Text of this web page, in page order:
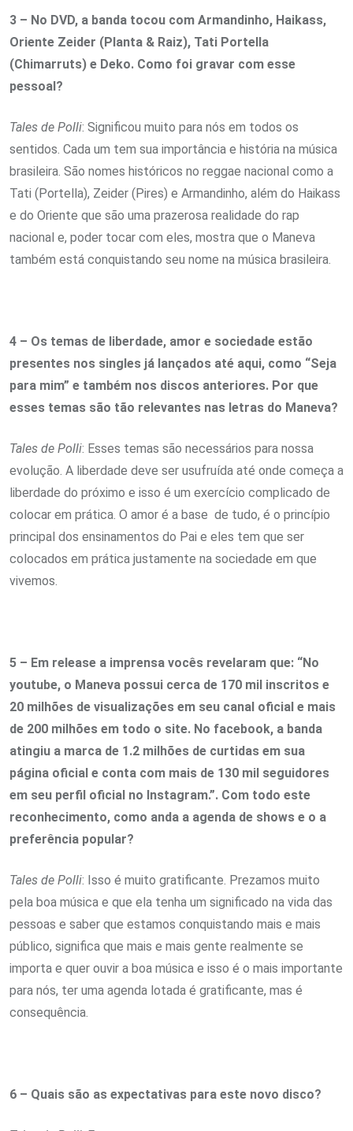
3 – No DVD, a banda tocou com Armandinho, Haikass,
Oriente Zeider (Planta & Raiz), Tati Portella
(Chimarruts) e Deko. Como foi gravar com esse
pessoal?
Tales de Polli: Significou muito para nós em todos os
sentidos. Cada um tem sua importância e história na música
brasileira. São nomes históricos no reggae nacional como a
Tati (Portella), Zeider (Pires) e Armandinho, além do Haikass
e do Oriente que são uma prazerosa realidade do rap
nacional e, poder tocar com eles, mostra que o Maneva
também está conquistando seu nome na música brasileira.
4 – Os temas de liberdade, amor e sociedade estão
presentes nos singles já lançados até aqui, como “Seja
para mim” e também nos discos anteriores. Por que
esses temas são tão relevantes nas letras do Maneva?
Tales de Polli: Esses temas são necessários para nossa
evolução. A liberdade deve ser usufruída até onde começa a
liberdade do próximo e isso é um exercício complicado de
colocar em prática. O amor é a base de tudo, é o princípio
principal dos ensinamentos do Pai e eles tem que ser
colocados em prática justamente na sociedade em que
vivemos.
5 – Em release a imprensa vocês revelaram que: “No
youtube, o Maneva possui cerca de 170 mil inscritos e
20 milhões de visualizações em seu canal oficial e mais
de 200 milhões em todo o site. No facebook, a banda
atingiu a marca de 1.2 milhões de curtidas em sua
página oficial e conta com mais de 130 mil seguidores
em seu perfil oficial no Instagram.”. Com todo este
reconhecimento, como anda a agenda de shows e o a
preferência popular?
Tales de Polli: Isso é muito gratificante. Prezamos muito
pela boa música e que ela tenha um significado na vida das
pessoas e saber que estamos conquistando mais e mais
público, significa que mais e mais gente realmente se
importa e quer ouvir a boa música e isso é o mais importante
para nós, ter uma agenda lotada é gratificante, mas é
consequência.
6 – Quais são as expectativas para este novo disco?